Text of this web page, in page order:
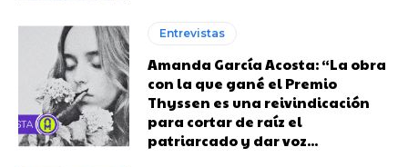
Entrevistas
Amanda García Acosta: “La obra
con la que gané el Premio
Thyssen es una reivindicación
para cortar de raíz el
patriarcado y dar voz...